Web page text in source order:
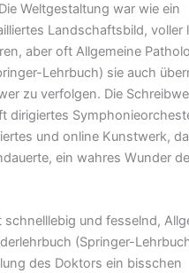
Weltgestaltung war wie ein
Landschaftsbild, voller
aber oft Allgemeine
Lehrbuch) sie auch
zu verfolgen. Die
dirigiertes
und online Kunstwerk,
ein wahres Wunder
schnelllebig und fesselnd,
(Springer-
des Doktors ein bisschen